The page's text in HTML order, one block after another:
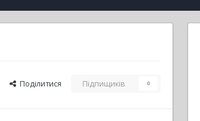
Поділитися Підпищиків 0